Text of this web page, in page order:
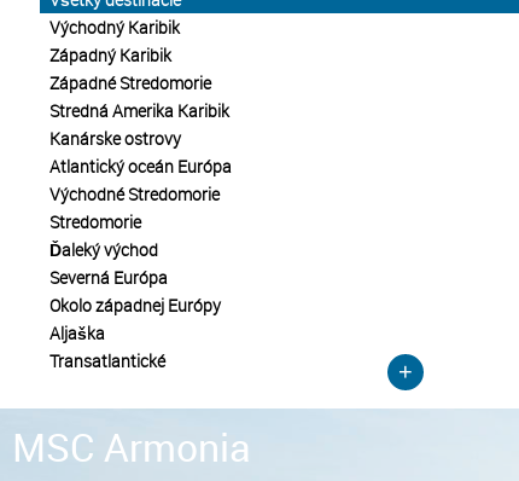
Východný Karibik
Západný Karibik
Západné Stredomorie
Stredná Amerika Karibik
Kanárske ostrovy
Atlantický oceán Európa
Východné Stredomorie
Stredomorie
Ďaleký východ
Severná Európa
Okolo západnej Európy
Aljaška
Transatlantické
+
MSC Armonia